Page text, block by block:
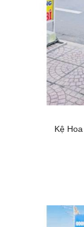
Kệ